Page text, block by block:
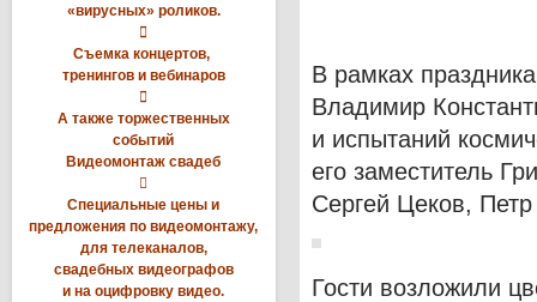
«вирусных» роликов.

Съемка концертов,
тренингов и вебинаров

А также торжественных
событий
Видеомонтаж свадеб

Специальные цены и
предложения по видеомонтажу,
для телеканалов,
свадебных видеографов
и на оцифровку видео.
В рамках
Владимир
и испытаний
его заместитель
Сергей Цеков,
Гости возложили